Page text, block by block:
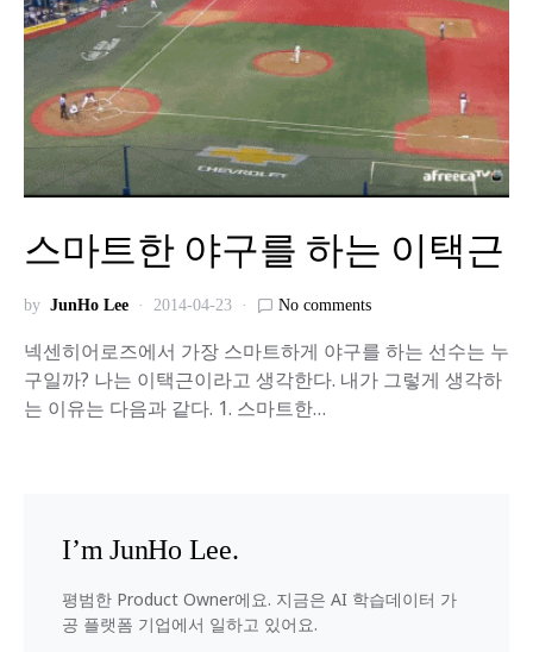
스마트한 야구를 하는 이택근
by JunHo Lee 2014-04-23 No comments
넥센히어로즈에서 가장 스마트하게 야구를 하는 선수는 누
구일까? 나는 이택근이라고 생각한다. 내가 그렇게 생각하
는 이유는 다음과 같다. 1. 스마트한…
I’m JunHo Lee.
평범한 Product Owner에요. 지금은 AI 학습데이터 가
공 플랫폼 기업에서 일하고 있어요.